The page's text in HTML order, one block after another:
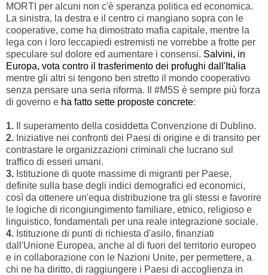
MORTI per alcuni non c'è speranza politica ed economica.
La sinistra, la destra e il centro ci mangiano sopra con le
cooperative, come ha dimostrato mafia capitale, mentre la
lega con i loro leccapiedi estremisti ne vorrebbe a frotte per
speculare sul dolore ed aumentare i consensi. Salvini, in
Europa, vota contro il trasferimento dei profughi dall'Italia
mentre gli altri si tengono ben stretto il mondo cooperativo
senza pensare una seria riforma. Il ‪#‎M5S‬ è sempre più forza
di governo e ha fatto sette proposte concrete:
1. Il superamento della cosiddetta Convenzione di Dublino.
2. Iniziative nei confronti dei Paesi di origine e di transito per
contrastare le organizzazioni criminali che lucrano sul
traffico di esseri umani.
3. Istituzione di quote massime di migranti per Paese,
definite sulla base degli indici demografici ed economici,
così da ottenere un'equa distribuzione tra gli stessi e favorire
le logiche di ricongiungimento familiare, etnico, religioso e
linguistico, fondamentali per una reale integrazione sociale.
4. Istituzione di punti di richiesta d'asilo, finanziati
dall'Unione Europea, anche al di fuori del territorio europeo
e in collaborazione con le Nazioni Unite, per permettere, a
chi ne ha diritto, di raggiungere i Paesi di accoglienza in